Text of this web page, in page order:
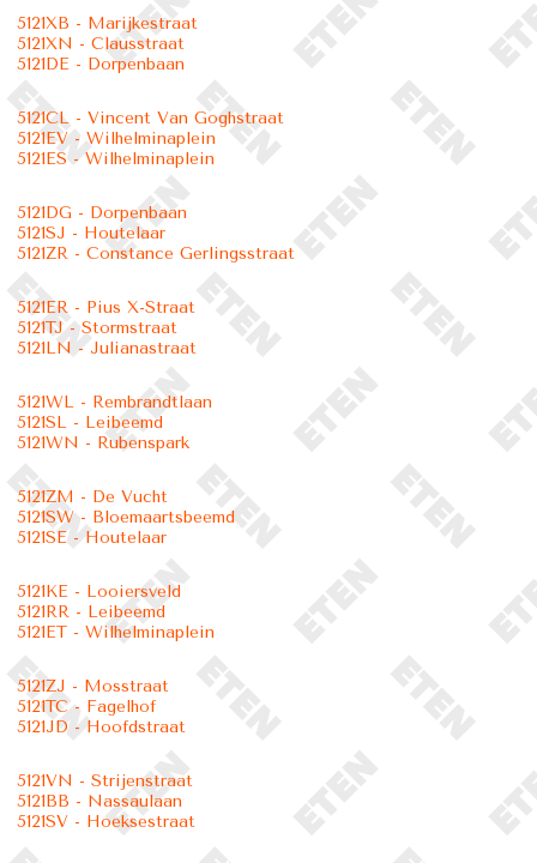
5121XB - Marijkestraat
5121XN - Clausstraat
5121DE - Dorpenbaan
5121CL - Vincent Van Goghstraat
5121EV - Wilhelminaplein
5121ES - Wilhelminaplein
5121DG - Dorpenbaan
5121SJ - Houtelaar
5121ZR - Constance Gerlingsstraat
5121ER - Pius X-Straat
5121TJ - Stormstraat
5121LN - Julianastraat
5121WL - Rembrandtlaan
5121SL - Leibeemd
5121WN - Rubenspark
5121ZM - De Vucht
5121SW - Bloemaartsbeemd
5121SE - Houtelaar
5121KE - Looiersveld
5121RR - Leibeemd
5121ET - Wilhelminaplein
5121ZJ - Mosstraat
5121TC - Fagelhof
5121JD - Hoofdstraat
5121VN - Strijenstraat
5121BB - Nassaulaan
5121SV - Hoeksestraat